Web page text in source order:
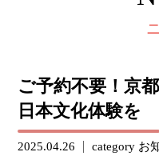
ご予約不要！京
日本文化体験を
2025.04.26 category お